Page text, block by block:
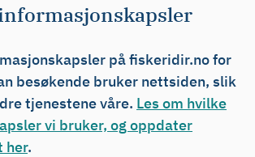
på fiskeridir.no for
besøkende bruker nettsiden, slik
tjenestene våre. Les om hvilke
vi bruker, og oppdater
her.